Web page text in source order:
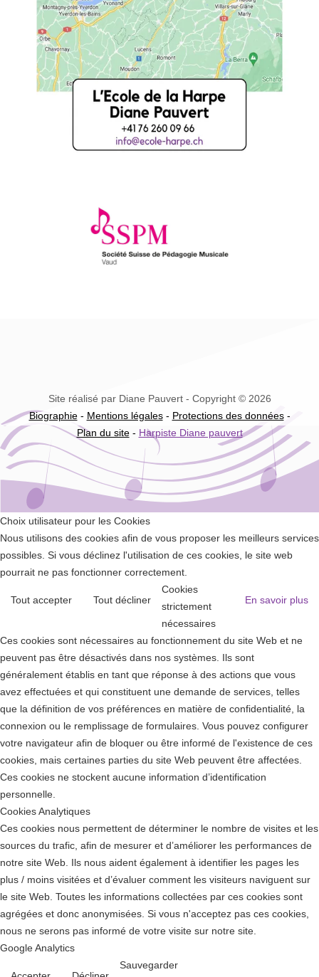
Site réalisé par Diane Pauvert - Copyright © 2026
Biographie- Mentions légales- Protections des données-
Plan du site- Harpiste Diane pauvert
Choix utilisateur pour les Cookies
Nous utilisons des cookies afin de vous proposer les meilleurs services
possibles. Si vous déclinez l'utilisation de ces cookies, le site web
pourrait ne pas fonctionner correctement.
Tout accepter Tout décliner En savoir plus
Cookies
strictement
nécessaires
Ces cookies sont nécessaires au fonctionnement du site Web et ne
peuvent pas être désactivés dans nos systèmes. Ils sont
généralement établis en tant que réponse à des actions que vous
avez effectuées et qui constituent une demande de services, telles
que la définition de vos préférences en matière de confidentialité, la
connexion ou le remplissage de formulaires. Vous pouvez configurer
votre navigateur afin de bloquer ou être informé de l'existence de ces
cookies, mais certaines parties du site Web peuvent être affectées.
Ces cookies ne stockent aucune information d’identification
personnelle.
Cookies Analytiques
Ces cookies nous permettent de déterminer le nombre de visites et les
sources du trafic, afin de mesurer et d’améliorer les performances de
notre site Web. Ils nous aident également à identifier les pages les
plus / moins visitées et d’évaluer comment les visiteurs naviguent sur
le site Web. Toutes les informations collectées par ces cookies sont
agrégées et donc anonymisées. Si vous n'acceptez pas ces cookies,
nous ne serons pas informé de votre visite sur notre site.
Google Analytics
Sauvegarder